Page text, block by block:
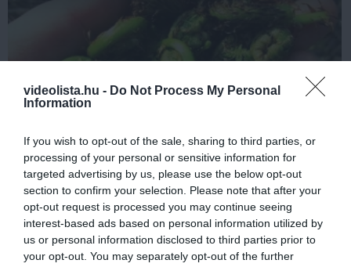
videolista.hu - Do Not Process My Personal
Information
If you wish to opt-out of the sale, sharing to third parties, or
processing of your personal or sensitive information for
targeted advertising by us, please use the below opt-out
section to confirm your selection. Please note that after your
opt-out request is processed you may continue seeing
interest-based ads based on personal information utilized by
us or personal information disclosed to third parties prior to
your opt-out. You may separately opt-out of the further
Stop Eating These 3 Foods That Are Known to
Cause Parasites
More
396 103 170